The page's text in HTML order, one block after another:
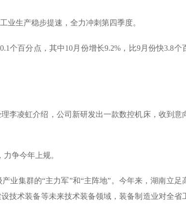
业生产稳步提速，全力冲刺第四季度。
个百分点，其中10月份增长9.2%，比9月份快3.8个
李凌虹介绍，公司新研发出一款数控机床，收到意
争今年上规。
业集群的“主力军”和“主阵地”。今年来，湖南立足
技术装备等未来技术装备领域，装备制造业对全省